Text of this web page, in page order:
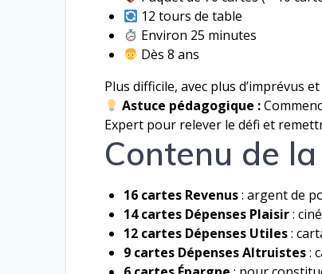
12 tours de table
Environ 25 minutes
Dès 8 ans
Plus difficile, avec plus d’imprévus
Astuce pédagogique :
Expert pour relever le défi et
Contenu de
16 cartes Revenus: argent de
14 cartes Dépenses Plaisir:
12 cartes Dépenses Utiles:
9 cartes Dépenses Altruistes: